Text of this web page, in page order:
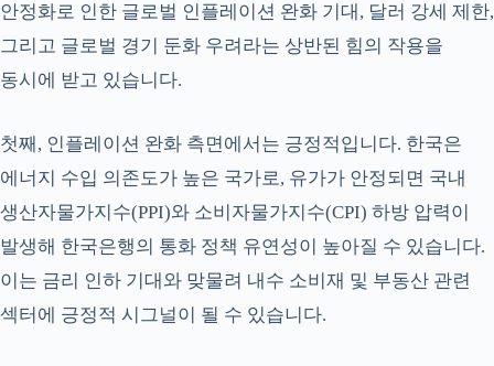
안정화로 인한 글로벌 인플레이션 완화 기대, 달러 강세 제한,
그리고 글로벌 경기 둔화 우려라는 상반된 힘의 작용을
동시에 받고 있습니다.
첫째, 인플레이션 완화 측면에서는 긍정적입니다. 한국은
에너지 수입 의존도가 높은 국가로, 유가가 안정되면 국내
생산자물가지수(PPI)와 소비자물가지수(CPI) 하방 압력이
발생해 한국은행의 통화 정책 유연성이 높아질 수 있습니다.
이는 금리 인하 기대와 맞물려 내수 소비재 및 부동산 관련
섹터에 긍정적 시그널이 될 수 있습니다.